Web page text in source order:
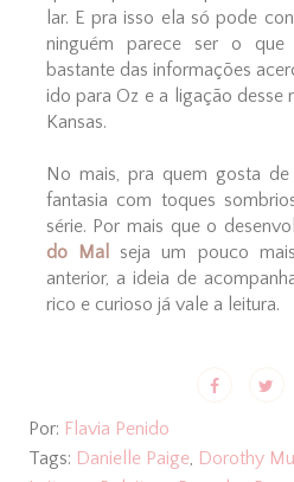
lar. E pra isso ela só pode
ninguém parece ser o que
bastante das informações
ido para Oz e a ligação
Kansas.
No mais, pra quem gosta
fantasia com toques
série. Por mais que o
do Mal seja um pouco
anterior, a ideia de
rico e curioso já vale a leitura.
Por: Flavia Penido
Tags: Danielle Paige, Dorothy